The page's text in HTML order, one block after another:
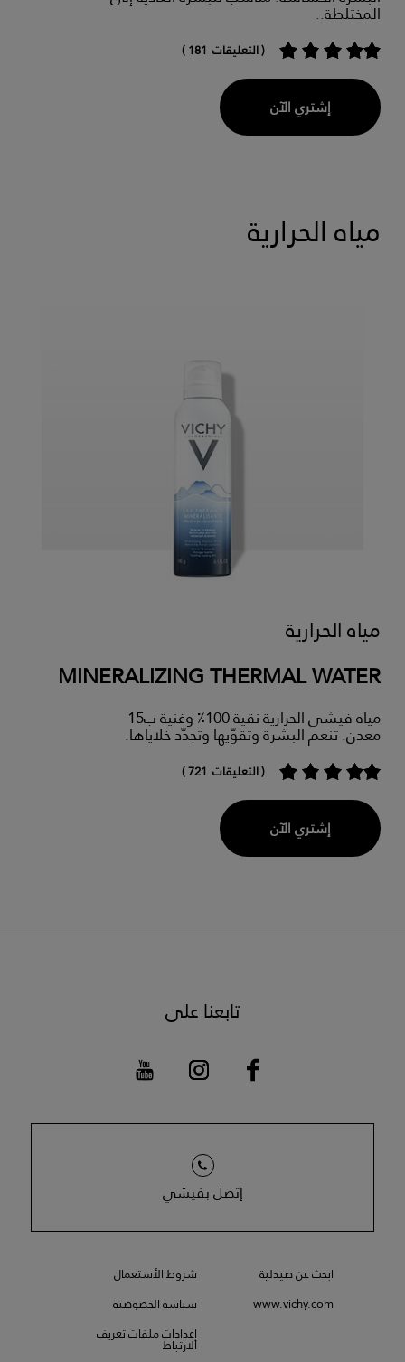
المختلطة..
( التعليقات 181 )
إشتري الآن
مياه الحرارية
مياه الحرارية
MINERALIZING THERMAL WATER
مياه فيشى الحرارية نقية 100٪ وغنية ب15
معدن. تنعم البشرة وتقوّيها وتجدّد خلاياها.
( التعليقات 721 )
إشتري الآن
تابعنا على
إتصل بفيشي
شروط الأستعمال
سياسة الخصوصية
إعدادات ملفات تعريف
الارتباط
ابحث عن صيدلية
www.vichy.com